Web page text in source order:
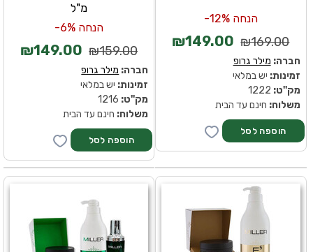
מ"ל
הנחה 6%-
₪159.00
₪149.00
חברה: מילר גרופ
זמינות: יש במלאי
מק''ט:
משלוח: חינם עד הבית
הנחה 12%-
₪169.00
₪149.00
חברה: מילר גרופ
זמינות: יש במלאי
מק''ט:
משלוח: חינם עד הבית